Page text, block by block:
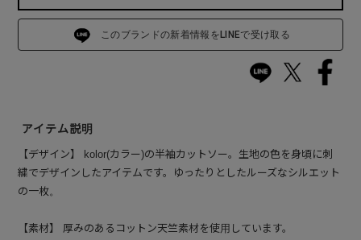
このブランドの新着情報をLINEで受け取る
アイテム説明
【デザイン】 kolor(カラー)の半袖カットソー。生地の色を身頃に刺
繍でデザインしたアイテムです。ゆったりとしたルーズなシルエット
の一枚。
【素材】 厚みのあるコットン天竺素材を使用しています。